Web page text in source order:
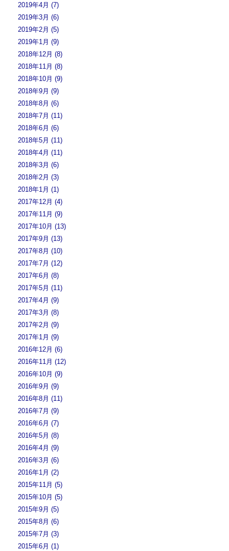
2019年4月 (7)
2019年3月 (6)
2019年2月 (5)
2019年1月 (9)
2018年12月 (8)
2018年11月 (8)
2018年10月 (9)
2018年9月 (9)
2018年8月 (6)
2018年7月 (11)
2018年6月 (6)
2018年5月 (11)
2018年4月 (11)
2018年3月 (6)
2018年2月 (3)
2018年1月 (1)
2017年12月 (4)
2017年11月 (9)
2017年10月 (13)
2017年9月 (13)
2017年8月 (10)
2017年7月 (12)
2017年6月 (8)
2017年5月 (11)
2017年4月 (9)
2017年3月 (8)
2017年2月 (9)
2017年1月 (9)
2016年12月 (6)
2016年11月 (12)
2016年10月 (9)
2016年9月 (9)
2016年8月 (11)
2016年7月 (9)
2016年6月 (7)
2016年5月 (8)
2016年4月 (9)
2016年3月 (6)
2016年1月 (2)
2015年11月 (5)
2015年10月 (5)
2015年9月 (5)
2015年8月 (6)
2015年7月 (3)
2015年6月 (1)